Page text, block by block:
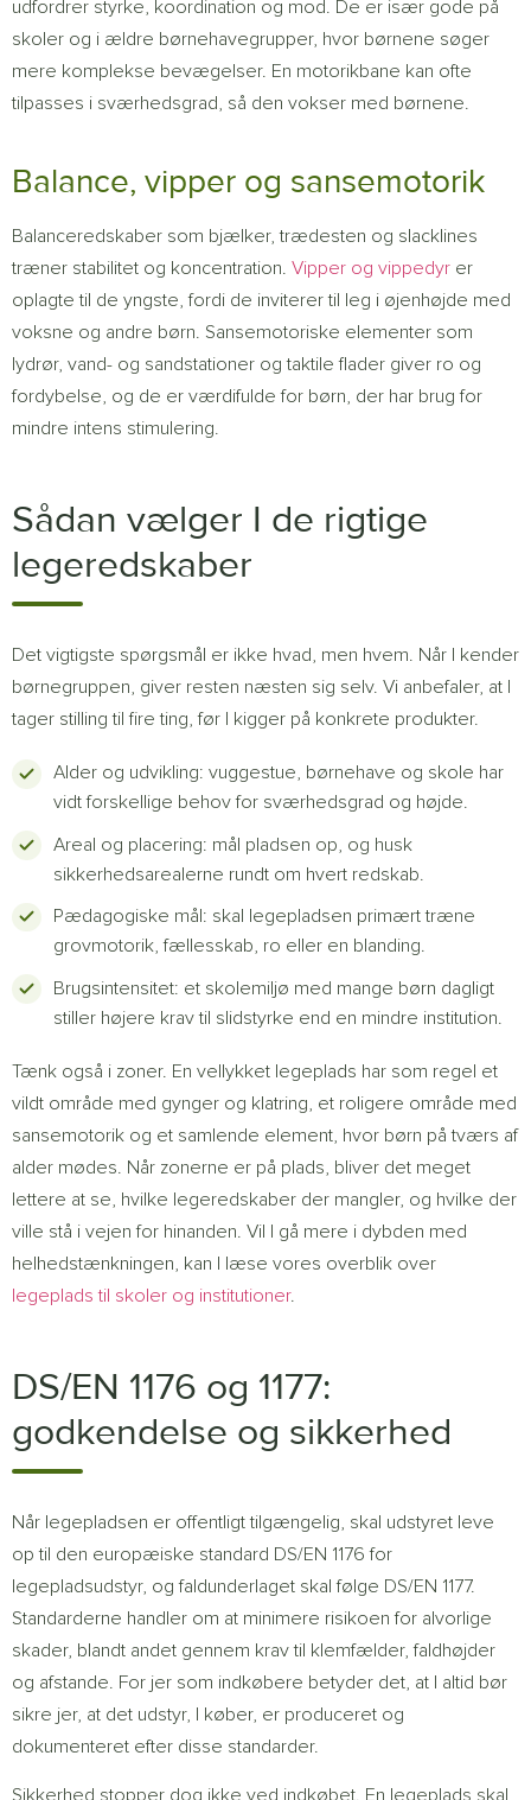
udfordrer styrke, koordination og mod. De er især gode på
skoler og i ældre børnehavegrupper, hvor børnene søger
mere komplekse bevægelser. En motorikbane kan ofte
tilpasses i sværhedsgrad, så den vokser med børnene.
Balance, vipper og sansemotorik
Balanceredskaber som bjælker, trædesten og slacklines
træner stabilitet og koncentration. Vipper og vippedyr er
oplagte til de yngste, fordi de inviterer til leg i øjenhøjde med
voksne og andre børn. Sansemotoriske elementer som
lydrør, vand- og sandstationer og taktile flader giver ro og
fordybelse, og de er værdifulde for børn, der har brug for
mindre intens stimulering.
Sådan vælger I de rigtige
legeredskaber
Det vigtigste spørgsmål er ikke hvad, men hvem. Når I kender
børnegruppen, giver resten næsten sig selv. Vi anbefaler, at I
tager stilling til fire ting, før I kigger på konkrete produkter.
Alder og udvikling: vuggestue, børnehave og skole har
vidt forskellige behov for sværhedsgrad og højde.
Areal og placering: mål pladsen op, og husk
sikkerhedsarealerne rundt om hvert redskab.
Pædagogiske mål: skal legepladsen primært træne
grovmotorik, fællesskab, ro eller en blanding.
Brugsintensitet: et skolemiljø med mange børn dagligt
stiller højere krav til slidstyrke end en mindre institution.
Tænk også i zoner. En vellykket legeplads har som regel et
vildt område med gynger og klatring, et roligere område med
sansemotorik og et samlende element, hvor børn på tværs af
alder mødes. Når zonerne er på plads, bliver det meget
lettere at se, hvilke legeredskaber der mangler, og hvilke der
ville stå i vejen for hinanden. Vil I gå mere i dybden med
helhedstænkningen, kan I læse vores overblik over
legeplads til skoler og institutioner.
DS/EN 1176 og 1177:
godkendelse og sikkerhed
Når legepladsen er offentligt tilgængelig, skal udstyret leve
op til den europæiske standard DS/EN 1176 for
legepladsudstyr, og faldunderlaget skal følge DS/EN 1177.
Standarderne handler om at minimere risikoen for alvorlige
skader, blandt andet gennem krav til klemfælder, faldhøjder
og afstande. For jer som indkøbere betyder det, at I altid bør
sikre jer, at det udstyr, I køber, er produceret og
dokumenteret efter disse standarder.